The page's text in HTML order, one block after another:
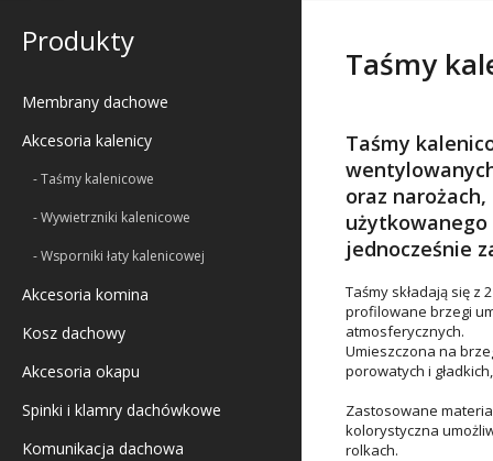
Produkty
Membrany dachowe
Akcesoria kalenicy
- Taśmy kalenicowe
- Wywietrzniki kalenicowe
- Wsporniki łaty kalenicowej
Akcesoria komina
Kosz dachowy
Akcesoria okapu
Spinki i klamry dachówkowe
Komunikacja dachowa
Taśmy
Taśmy
oraz
jednocześnie
Taśmy składają się
profilowane brzegi
atmosferycznych.
Umieszczona na
porowatych i
Zastosowane
kolorystyczna
rolkach.